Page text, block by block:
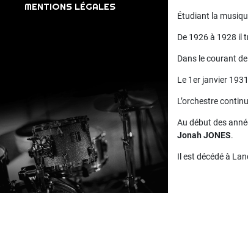
MENTIONS LÉGALES
Étudiant la
De 1926 à 1928 il
Dans le courant
Le 1er janvier
L’orchestre
Au début des
Jonah JONES.
Il est décédé à